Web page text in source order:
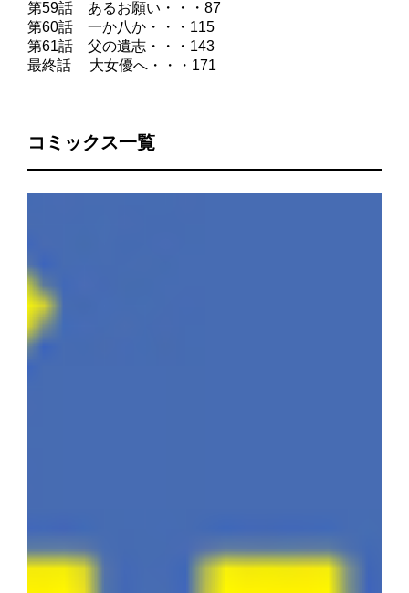
第59話 あるお願い・・・87
第60話 一か八か・・・115
第61話 父の遺志・・・143
最終話 大女優へ・・・171
コミックス一覧